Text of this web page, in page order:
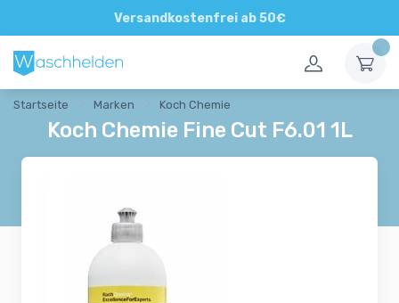
Versandkostenfrei ab 50€
Direkte und persönliche Beratung
Startseite Marken Koch Chemie
Koch Chemie Fine Cut F6.01 1L